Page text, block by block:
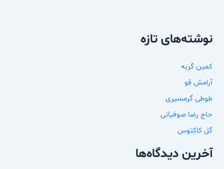
نوشته‌های تازه
کمین گربه
آرامش قو
طوطی گرمسیری
حاج رضا صوفیانی
گل کاکتوس
آخرین دیدگاه‌ها